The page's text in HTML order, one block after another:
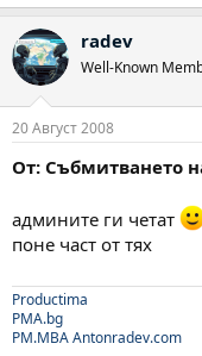
radev
Well-Known
20 Август 2008
От: Събмитването
админите ги четат
поне част от тях
Productima
PMA.bg
PM.MBAAntonradev.com